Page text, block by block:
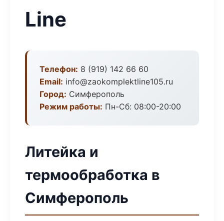
Line
Телефон: 8 (919) 142 66 60
Email: info@zaokomplektline105.ru
Город: Симферополь
Режим работы: Пн-Сб: 08:00-20:00
Литейка и
термообработка в
Симферополь